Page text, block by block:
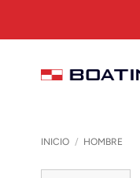
INICIO / HOMBRE